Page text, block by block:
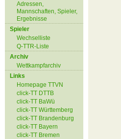
Adressen,
Mannschaften, Spieler,
Ergebnisse
Spieler
Wechselliste
Q-TTR-Liste
Archiv
Wettkampfarchiv
Links
Homepage TTVN
click-TT DTTB
click-TT BaWü
click-TT Württemberg
click-TT Brandenburg
click-TT Bayern
click-TT Bremen